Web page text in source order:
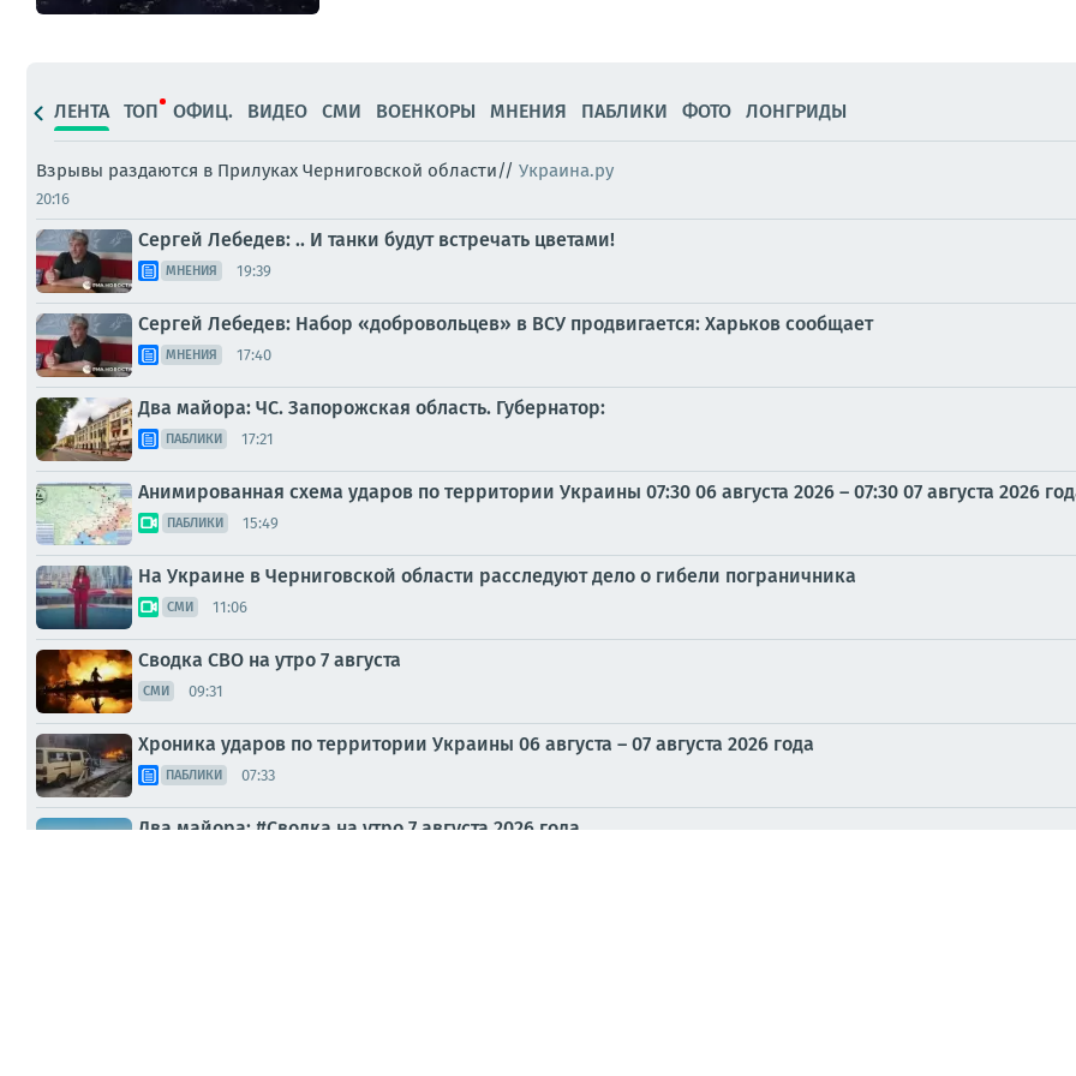
ЛЕНТА ТОП ОФИЦ. ВИДЕО СМИ ВОЕНКОРЫ МНЕНИЯ ПАБЛИКИ ФОТО ЛОНГРИДЫ
Взрывы раздаются в Прилуках Черниговской области// Украина.ру
20:16
Сергей Лебедев: .. И танки будут встречать цветами!
МНЕНИЯ 19:39
Сергей Лебедев: Набор «добровольцев» в ВСУ продвигается: Харьков сообщает
МНЕНИЯ 17:40
Два майора: ЧС. Запорожская область. Губернатор:
ПАБЛИКИ 17:21
Анимированная схема ударов по территории Украины 07:30 06 августа 2026 – 07:30 07 августа 2026
ПАБЛИКИ 15:49
На Украине в Черниговской области расследуют дело о гибели пограничника
СМИ 11:06
Сводка СВО на утро 7 августа
СМИ 09:31
Хроника ударов по территории Украины 06 августа – 07 августа 2026 года
ПАБЛИКИ 07:33
Два майора: #Сводка на утро 7 августа 2026 года